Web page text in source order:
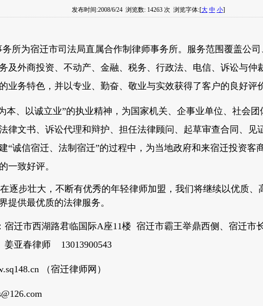
发布时间:2008/6/24 浏览数: 14263 次 浏览字体:[大 中 小]
所为宿迁市司法局直属合作制律师事务所。服务范围覆盖公
及外商投资、不动产、金融、税务、行政法、电信、诉讼与仲
业务特色，并以专业、勤奋、敬业与实效获得了客户的良好评
、以诚立业”的执业精神，为国家机关、企事业单位、社会
律文书、诉讼代理和辩护、担任法律顾问、起草审查合同、见
“诚信宿迁、法制宿迁”的过程中，为当地政府和来宿迁投资客
一致好评。
逐步壮大，不断有优秀的年轻律师加盟，我们将继续以优质、
提供最优质的法律服务。
迁市西湖路君临国际A座11楼 宿迁市霸王举鼎西侧、宿迁市
亚春律师 13013900543
（宿迁律师网）